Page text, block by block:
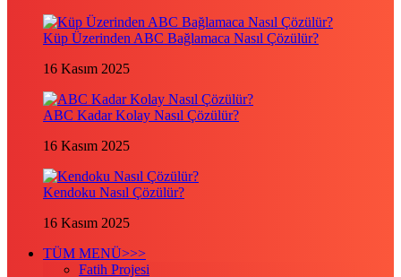
Küp Üzerinden ABC Bağlamaca Nasıl Çözülür?
16 Kasım 2025
ABC Kadar Kolay Nasıl Çözülür?
16 Kasım 2025
Kendoku Nasıl Çözülür?
16 Kasım 2025
TÜM MENÜ>>>
Fatih Projesi